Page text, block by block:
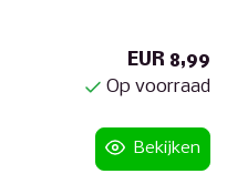
EUR 8,99
Op voorraad
Bekijken